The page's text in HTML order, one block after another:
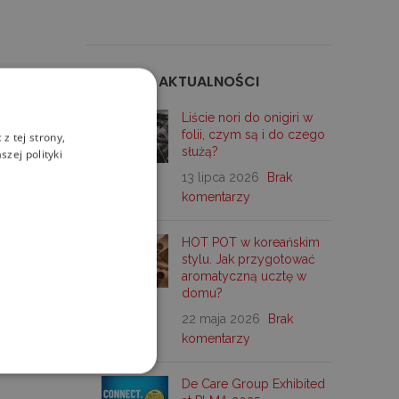
OSTATNIE AKTUALNOŚCI
Liście nori do onigiri w
folii, czym są i do czego
służą?
13 lipca 2026
Brak
komentarzy
HOT POT w koreańskim
stylu. Jak przygotować
aromatyczną ucztę w
domu?
22 maja 2026
Brak
komentarzy
De Care Group Exhibited
z tej strony,
polityki